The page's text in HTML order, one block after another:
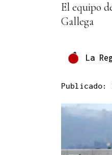
El equipo
Gallega
La
Publicado: